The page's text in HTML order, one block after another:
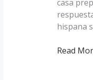
casa
hispana
Read